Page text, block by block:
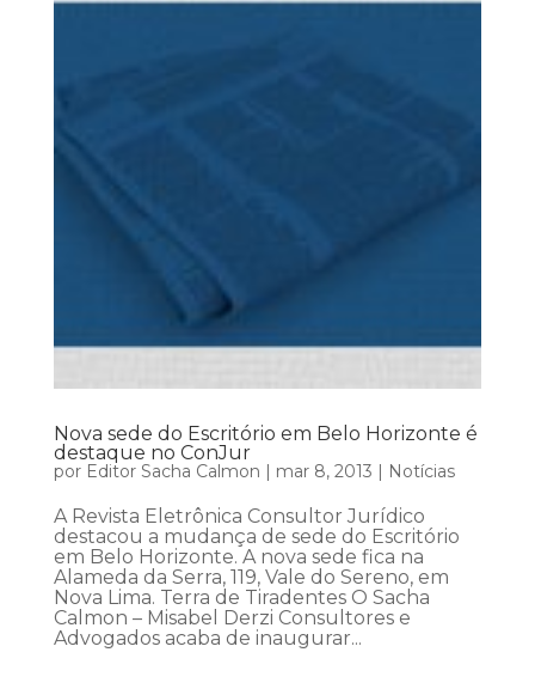
Nova sede do Escritório em Belo Horizonte é
destaque no ConJur
por Editor Sacha Calmon | mar 8, 2013 | Notícias
A Revista Eletrônica Consultor Jurídico
destacou a mudança de sede do Escritório
em Belo Horizonte. A nova sede fica na
Alameda da Serra, 119, Vale do Sereno, em
Nova Lima. Terra de Tiradentes O Sacha
Calmon – Misabel Derzi Consultores e
Advogados acaba de inaugurar...